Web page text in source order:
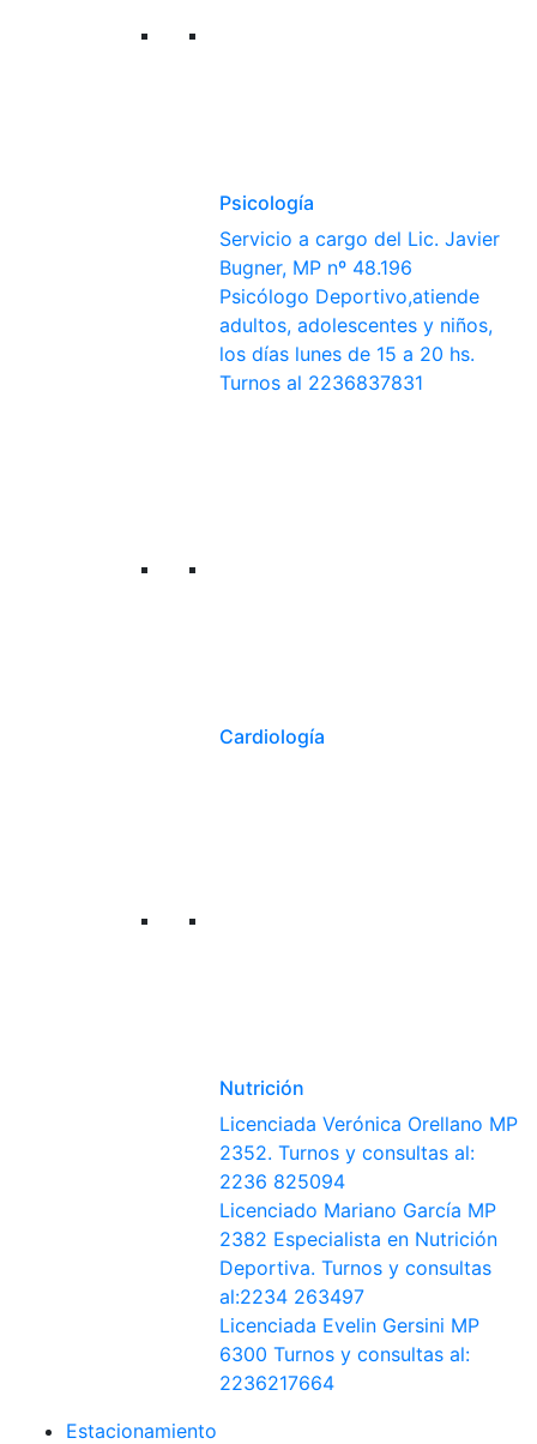
Psicología
Servicio a cargo del Lic. Javier
Bugner, MP nº 48.196
Psicólogo Deportivo,atiende
adultos, adolescentes y niños,
los días lunes de 15 a 20 hs.
Turnos al 2236837831
Cardiología
Nutrición
Licenciada Verónica Orellano MP
2352. Turnos y consultas al:
2236 825094
Licenciado Mariano García MP
2382 Especialista en Nutrición
Deportiva. Turnos y consultas
al:2234 263497
Licenciada Evelin Gersini MP
6300 Turnos y consultas al:
2236217664
Estacionamiento